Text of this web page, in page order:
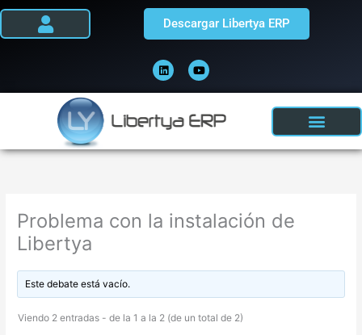
Ir
i
n
k
e
i
n
o
u
t
u
e
Descargar Libertya ERP
Problema con la instalación de
Libertya
Este debate está vacío.
Viendo 2 entradas - de la 1 a la 2 (de un total de 2)